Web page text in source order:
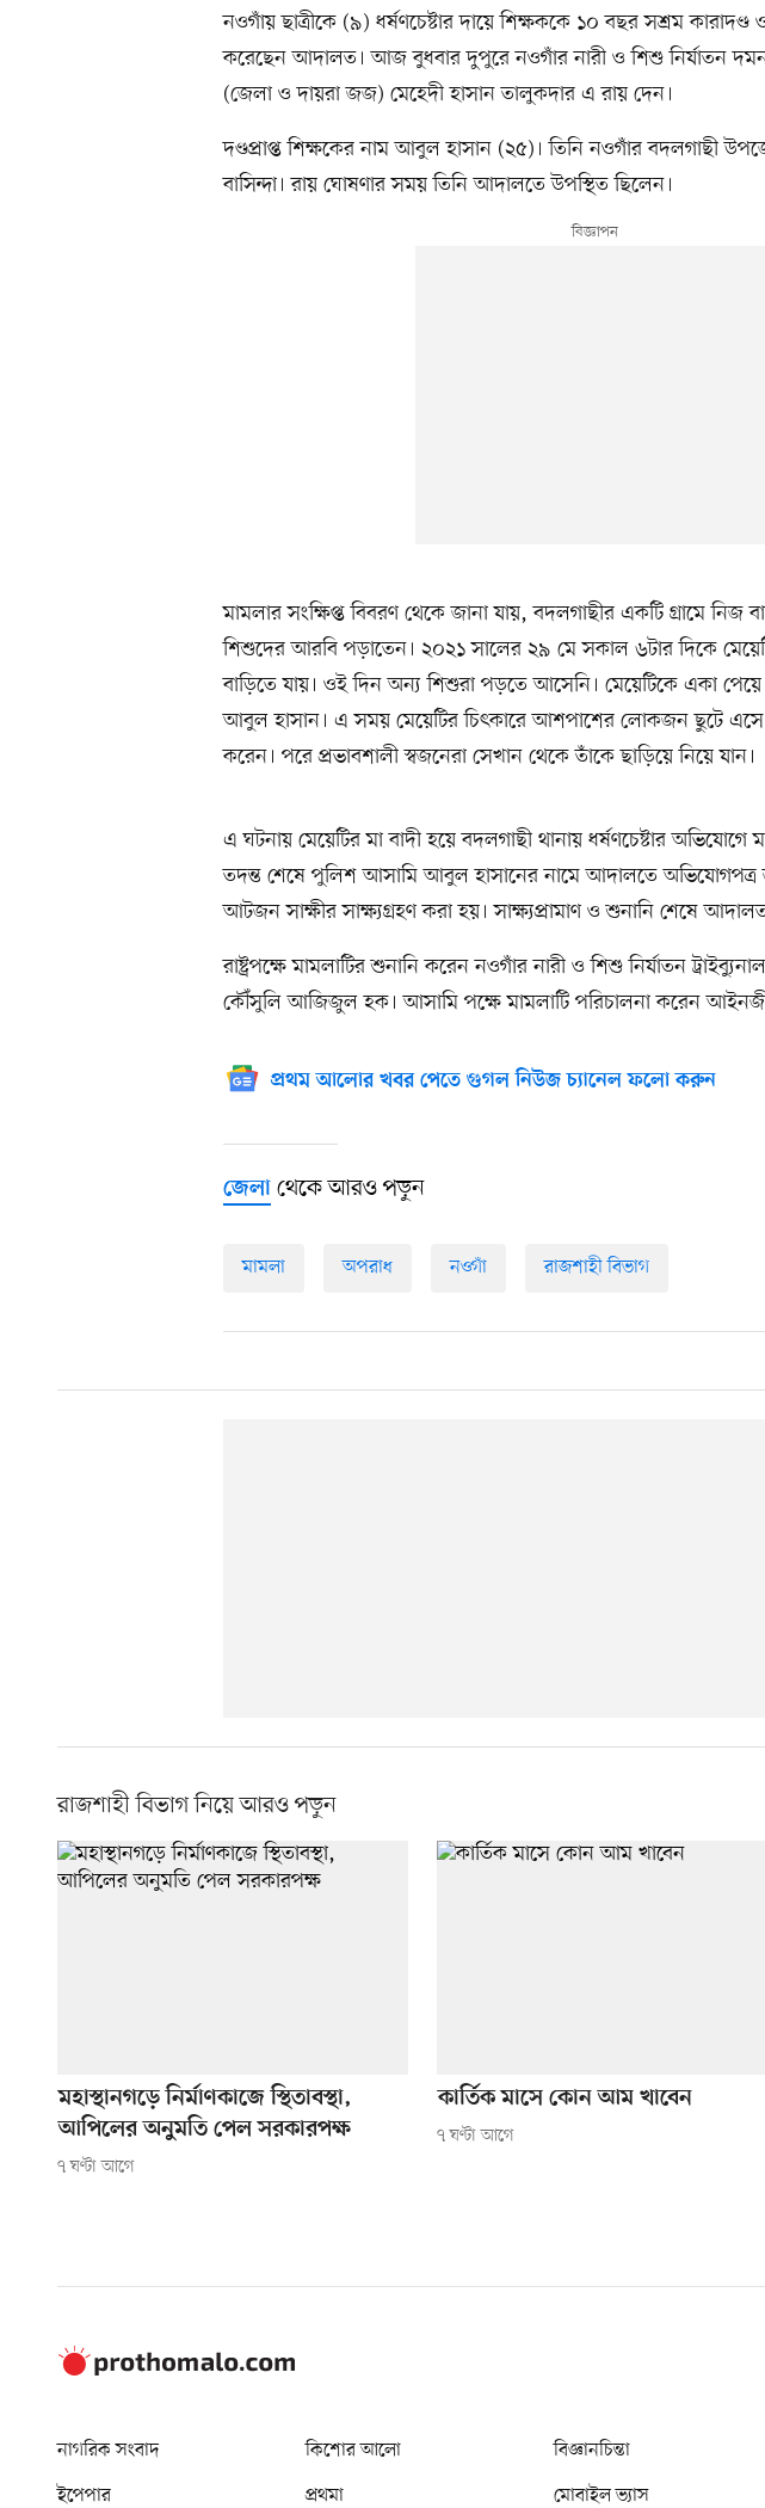
নওগাঁয় ছাত্রীকে (৯) ধর্ষণচেষ্টার দায়ে শিক্ষককে ১০ বছর সশ্রম
করেছেন আদালত। আজ বুধবার দুপুরে নওগাঁর নারী ও শিশু নির্যাতন দমন
(জেলা ও দায়রা জজ) মেহেদী হাসান তালুকদার এ রায় দেন।
দণ্ডপ্রাপ্ত শিক্ষকের নাম আবুল হাসান (২৫)। তিনি নওগাঁর বদলগাছী
বাসিন্দা। রায় ঘোষণার সময় তিনি আদালতে উপস্থিত ছিলেন।
মামলার সংক্ষিপ্ত বিবরণ থেকে জানা যায়, বদলগাছীর একটি গ্রামে নিজ
শিশুদের আরবি পড়াতেন। ২০২১ সালের ২৯ মে সকাল ৬টার দিকে
বাড়িতে যায়। ওই দিন অন্য শিশুরা পড়তে আসেনি। মেয়েটিকে একা পেয়ে
আবুল হাসান। এ সময় মেয়েটির চিৎকারে আশপাশের লোকজন ছুটে
করেন। পরে প্রভাবশালী স্বজনেরা সেখান থেকে তাঁকে ছাড়িয়ে নিয়ে যান।
এ ঘটনায় মেয়েটির মা বাদী হয়ে বদলগাছী থানায় ধর্ষণচেষ্টার অভিযোগে
তদন্ত শেষে পুলিশ আসামি আবুল হাসানের নামে আদালতে
আটজন সাক্ষীর সাক্ষ্যগ্রহণ করা হয়। সাক্ষ্যপ্রামাণ ও শুনানি শেষে
রাষ্ট্রপক্ষে মামলাটির শুনানি করেন নওগাঁর নারী ও শিশু নির্যাতন
কৌঁসুলি আজিজুল হক। আসামি পক্ষে মামলাটি পরিচালনা করেন
প্রথম আলোর খবর পেতে গুগল নিউজ চ্যানেল ফলো করুন
জেলা থেকে আরও পড়ুন
মামলা অপরাধ নওগাঁ রাজশাহী বিভাগ
রাজশাহী বিভাগ নিয়ে আরও পড়ুন
মহাস্থানগড়ে নির্মাণকাজে স্থিতাবস্থা,
আপিলের অনুমতি পেল সরকারপক্ষ
৭ ঘণ্টা আগে
কার্তিক মাসে কোন আম খাবেন
৭ ঘণ্টা আগে
নাগরিক সংবাদ কিশোর আলো বিজ্ঞানচিন্তা
ইপেপার
প্রথমা মোবাইল ভ্যাস